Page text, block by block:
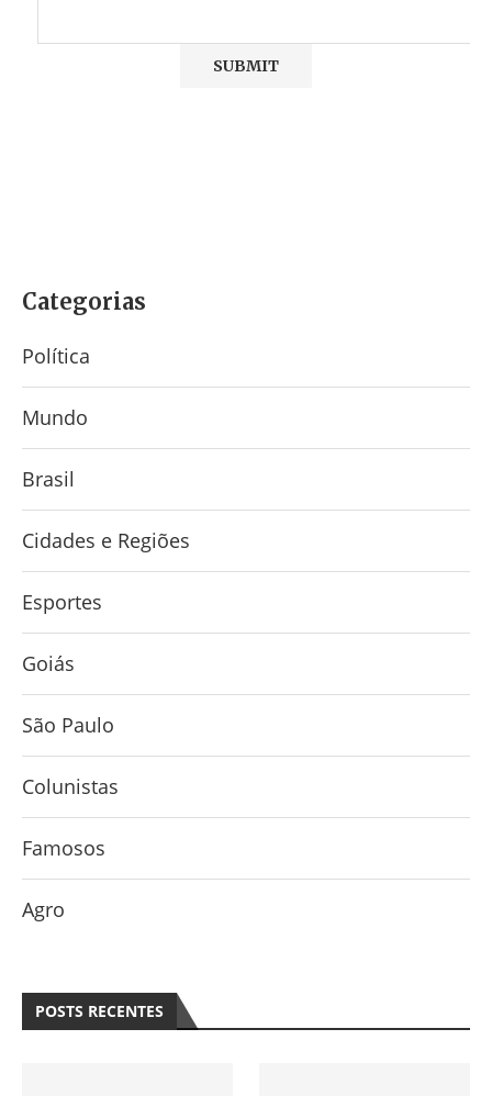
Categorias
Política
Mundo
Brasil
Cidades e Regiões
Esportes
Goiás
São Paulo
Colunistas
Famosos
Agro
POSTS RECENTES